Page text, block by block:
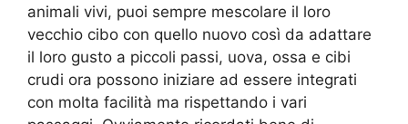
animali vivi, puoi sempre mescolare il loro
vecchio cibo con quello nuovo così da adattare
il loro gusto a piccoli passi, uova, ossa e cibi
crudi ora possono iniziare ad essere integrati
con molta facilità ma rispettando i vari